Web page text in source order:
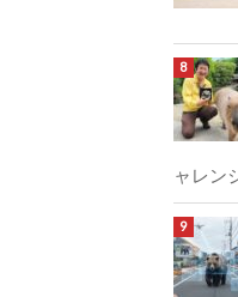
ャレン